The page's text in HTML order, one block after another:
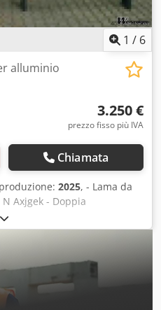
1 / 6
alluminio
3.250 €
prezzo fisso più IVA
Chiamata
2025, - Lama da
Axjgek - Doppia
- Sistema di
da 300 cm con battuta di
- Copertura di
400V